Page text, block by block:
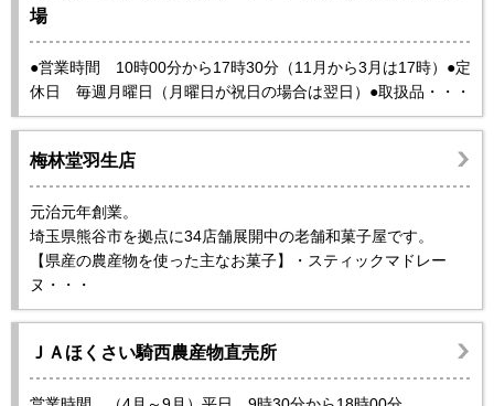
場
●営業時間 10時00分から17時30分（11月から3月は17時）●定
休日 毎週月曜日（月曜日が祝日の場合は翌日）●取扱品・・・
梅林堂羽生店
元治元年創業。
埼玉県熊谷市を拠点に34店舗展開中の老舗和菓子屋です。
【県産の農産物を使った主なお菓子】・スティックマドレー
ヌ・・・
ＪＡほくさい騎西農産物直売所